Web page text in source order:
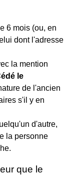
6 mois (ou, en
dont l'adresse
la mention
le
de l'ancien
s'il y en
d'autre,
la personne
que le